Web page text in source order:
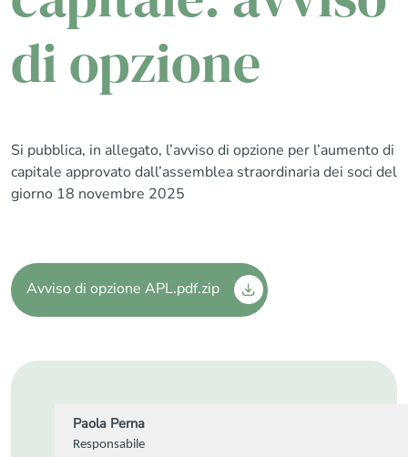
di opzione
Si pubblica, in allegato, l’avviso di opzione per l’aumento di
capitale approvato dall’assemblea straordinaria dei soci del
giorno 18 novembre 2025
Avviso di opzione APL.pdf.zip
Paola Perna
Responsabile